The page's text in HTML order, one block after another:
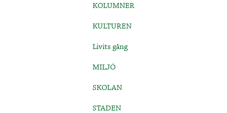
KOLUMNER
KULTUREN
Livits gång
MILJÖ
SKOLAN
STADEN